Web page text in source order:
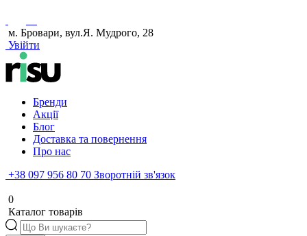
м. Бровари, вул.Я. Мудрого, 28
Увійти
Бренди
Акції
Блог
Доставка та повернення
Про нас
+38 097 956 80 70 Зворотній зв'язок
0
Каталог товарів